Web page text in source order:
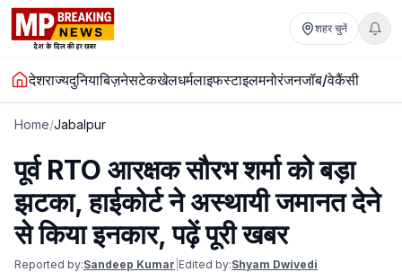
शहर चुनें
देशराज्यदुनियाबिज़नेसटेकखेलधर्मलाइफस्टाइलमनोरंजनजॉब/वेकैंसी
Home/Jabalpur
पूर्व RTO आरक्षक सौरभ शर्मा को बड़ा
झटका, हाईकोर्ट ने अस्थायी जमानत देने
से किया इनकार, पढ़ें पूरी खबर
Reported by:Sandeep Kumar Edited by:Shyam Dwivedi